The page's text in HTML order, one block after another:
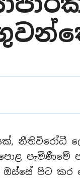
නීතිවිරෝධී
පැමිණීමේ
ඔස්සේ පිට කර